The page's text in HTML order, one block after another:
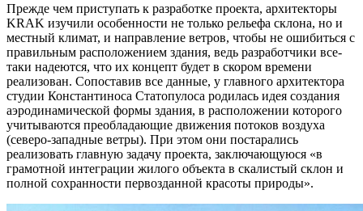
Прежде чем приступать к разработке проекта, архитекторы
KRAK изучили особенности не только рельефа склона, но и
местный климат, и направление ветров, чтобы не ошибиться с
правильным расположением здания, ведь разработчики все-
таки надеются, что их концепт будет в скором времени
реализован. Сопоставив все данные, у главного архитектора
студии Константиноса Статопулоса родилась идея создания
аэродинамической формы здания, в расположении которого
учитываются преобладающие движения потоков воздуха
(северо-западные ветры). При этом они постарались
реализовать главную задачу проекта, заключающуюся «в
грамотной интеграции жилого объекта в скалистый склон и
полной сохранности первозданной красоты природы».